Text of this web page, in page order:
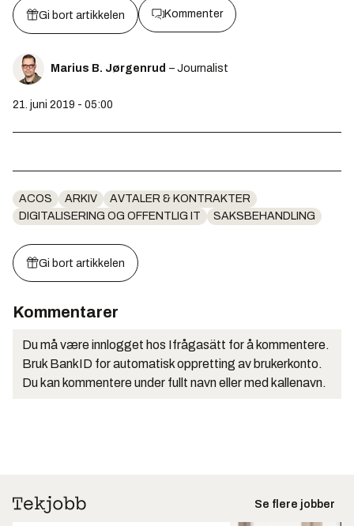
Gi bort artikkelen Kommenter
Marius B. Jørgenrud – Journalist
21. juni 2019 - 05:00
ACOS ARKIV
AVTALER & KONTRAKTER
DIGITALISERING OG OFFENTLIG IT
SAKSBEHANDLING
Gi bort artikkelen
Kommentarer
Du må være innlogget hos Ifrågasätt for å kommentere.
Bruk BankID for automatisk oppretting av brukerkonto.
Du kan kommentere under fullt navn eller med kallenavn.
Se flere jobber